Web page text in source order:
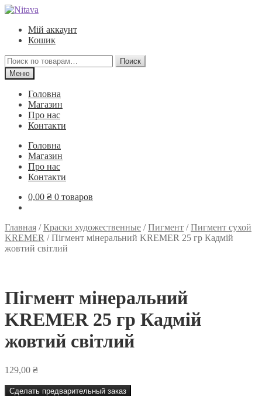
Перейти
навигации
Перейти
содержимому
Мій аккаунт
Кошик
Искать:
Поиск
Меню
Головна
Магазин
Про нас
Контакти
Головна
Магазин
Про нас
Контакти
0,00 ₴ 0 товаров
Главная /Краски художественные /Пигмент /Пигмент сухой
KREMER /Пігмент мінеральний KREMER 25 гр Кадмій
жовтий світлий
Пігмент мінеральний
KREMER 25 гр Кадмій
жовтий світлий
129,00 ₴
Сделать предварительный заказ